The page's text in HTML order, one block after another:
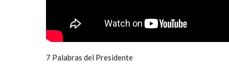
7 Palabras del Presidente